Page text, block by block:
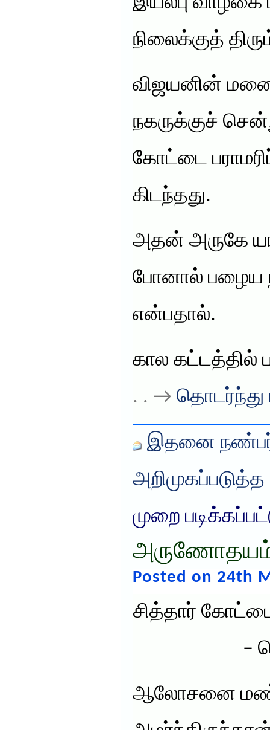
நிலைக்குத்
விஜயனின்
நகருக்குச்
கோட்டை
கிடந்தது.
அதன் அருகே
போனால் பழைய
என்பதால்.
கால
. . → தொடர்ந்து
இதனை
அறிமுகப்படுத்த
முறை
Posted on 24th
சித்தார்
–
ஆலோசனை